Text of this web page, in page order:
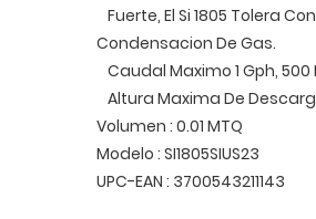
Fuerte, El Si 1805 Tolera
Condensacion De Gas.
Caudal Maximo 1 Gph, 500
Altura Maxima De
Volumen : 0.01 MTQ
Modelo : SI1805SIUS23
UPC-EAN : 3700543211143